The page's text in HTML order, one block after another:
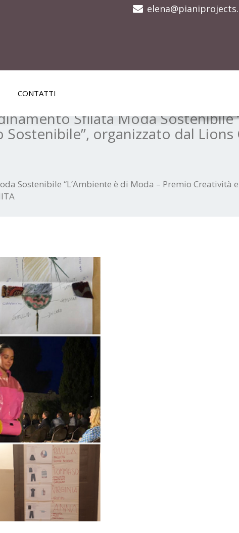
CONTATTI
Sfilata Moda Sostenibile
organizzato dal Lions
Sostenibile “L’Ambiente è di Moda – Premio Creatività